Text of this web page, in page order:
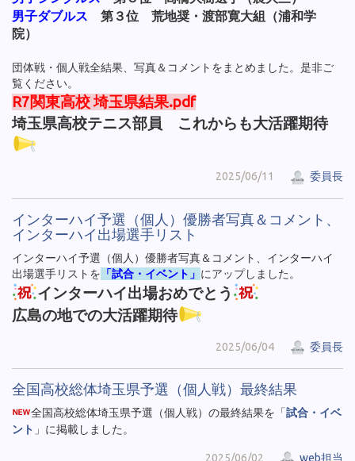
男子ダブルス 第３位 荒地奨・渡部寛大組（浦和学
院）
団体戦・個人戦全結果、写真＆コメントをまとめました。是非ご
覧ください。
R7関東高校 埼玉県結果.pdf
埼玉県高校テニス部員 これからも大活躍期待
2025/06/11 委員長
インターハイ予選（個人）優勝者写真＆コメント、
インターハイ出場選手リスト
インターハイ予選（個人）優勝者写真＆コメント、インターハイ
出場選手リストを 「試合・イベント」 にアップしました。
インターハイ出場おめでとう
広島の地での大活躍期待
2025/06/04 委員長
全国高校総体埼玉県予選（個人戦）最終結果
全国高校総体埼玉県予選（個人戦）の最終結果を「試合・イベ
ント 」に掲載しました。
2025/06/02 web担当